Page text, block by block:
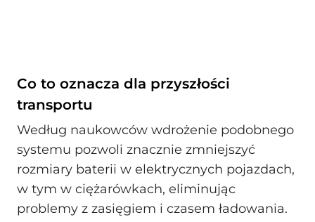
Co to oznacza dla przyszłości
transportu
Według naukowców wdrożenie podobnego
systemu pozwoli znacznie zmniejszyć
rozmiary baterii w elektrycznych pojazdach,
w tym w ciężarówkach, eliminując
problemy z zasięgiem i czasem ładowania.